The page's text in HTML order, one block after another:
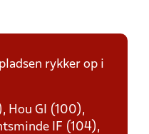
rykker op i
Hou GI (100),
IF (104),